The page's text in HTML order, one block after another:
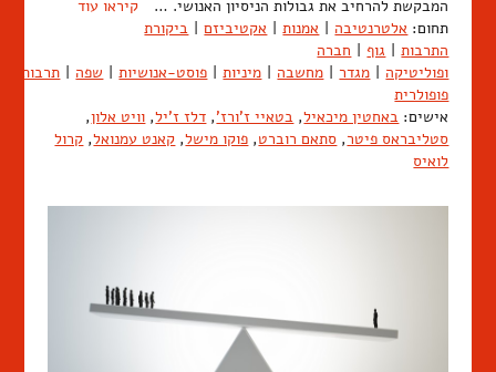
המבקשת להרחיב את גבולות הניסיון האנושי. … קיראו עוד
תחום: אלטרנטיבה | אמנות | אקטיביזם | ביקורת
התרבות | גוף | חברה
ופוליטיקה | מגדר | מחשבה | מיניות | פוסט-אנושיות | שפה | תרבות
פופולרית
אישים: באחטין מיכאיל, בטאיי ז'ורז', דלז ז'יל, וויט אלון,
סטליבראס פיטר, סתאם רוברט, פוקו מישל, קאנט עמנואל, קרול
לואיס